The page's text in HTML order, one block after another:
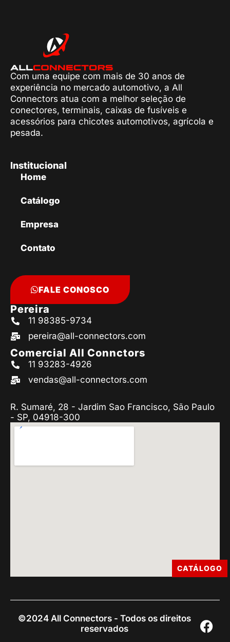
Com uma equipe com mais de 30 anos de
experiência no mercado automotivo, a All
Connectors atua com a melhor seleção de
conectores, terminais, caixas de fusíveis e
acessórios para chicotes automotivos, agrícola e
pesada.
Institucional
Home
Catálogo
Empresa
Contato
FALE CONOSCO
Pereira
11 98385-9734
pereira@all-connectors.com
Comercial All Connctors
11 93283-4926
vendas@all-connectors.com
R. Sumaré, 28 - Jardim Sao Francisco, São Paulo
- SP, 04918-300
©2024 All Connectors - Todos os direitos
reservados
CATÁLOGO